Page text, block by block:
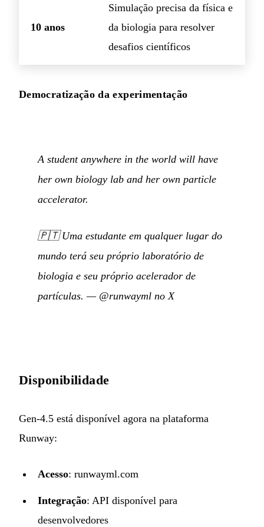
10 anos
Simulação precisa da física e
da biologia para resolver
desafios científicos
Democratização da experimentação
A student anywhere in the world will have
her own biology lab and her own particle
accelerator.
🇵🇹Uma estudante em qualquer lugar do
mundo terá seu próprio laboratório de
biologia e seu próprio acelerador de
partículas. — @runwayml no X
Disponibilidade
Gen-4.5 está disponível agora na plataforma
Runway:
Acesso: runwayml.com
Integração: API disponível para
desenvolvedores